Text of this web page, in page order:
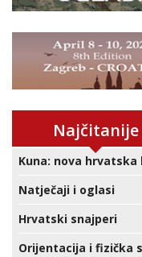
Najčitanije
Kuna: nova
Natječaji i oglasi
Hrvatski snajperi
Orijentacija i fizička